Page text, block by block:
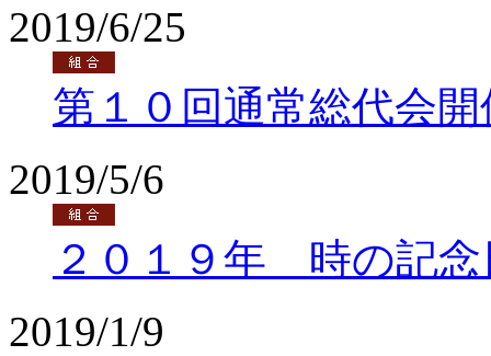
2019/6/25
第１０回通常総代会開
2019/5/6
２０１９年 時の記
2019/1/9